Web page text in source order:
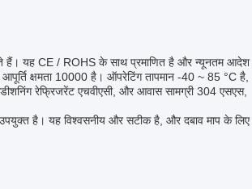
हैं। यह CE / ROHS के साथ प्रमाणित है और न्यूनतम आदेश
क्षमता 10000 है। ऑपरेटिंग तापमान -40 ~ 85 °C है,
रेफ्रिजरेंट एचवीएसी, और आवास सामग्री 304 एसएस,
है। यह विश्वसनीय और सटीक है, और दबाव माप के लिए